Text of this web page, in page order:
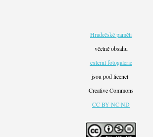
Hradečské paměti
včetně obsahu
externí fotogalerie
jsou pod licencí
Creative Commons
CC BY NC ND